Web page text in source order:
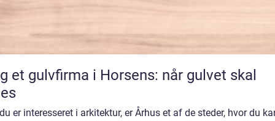
et gulvfirma i Horsens: når gulvet skal
er interesseret i arkitektur, er Århus et af de steder, hvor du